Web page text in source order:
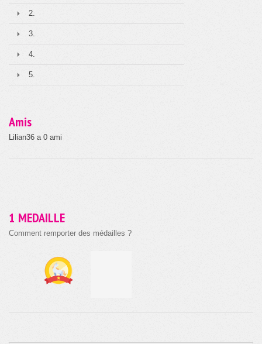
2.
3.
4.
5.
Amis
Lilian36 a 0 ami
1 MEDAILLE
Comment remporter des médailles ?